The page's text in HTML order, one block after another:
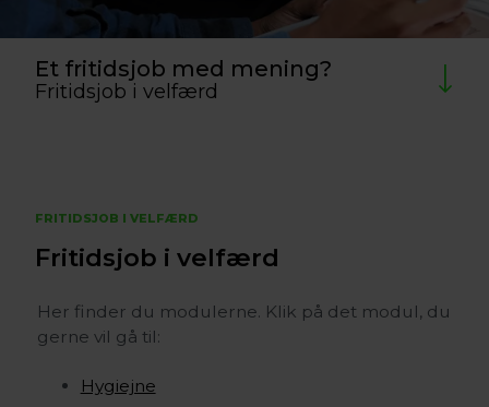
Et fritidsjob med mening?
Fritidsjob i velfærd
FRITIDSJOB I VELFÆRD
Fritidsjob i velfærd
Her finder du modulerne. Klik på det modul, du
gerne vil gå til:
Hygiejne